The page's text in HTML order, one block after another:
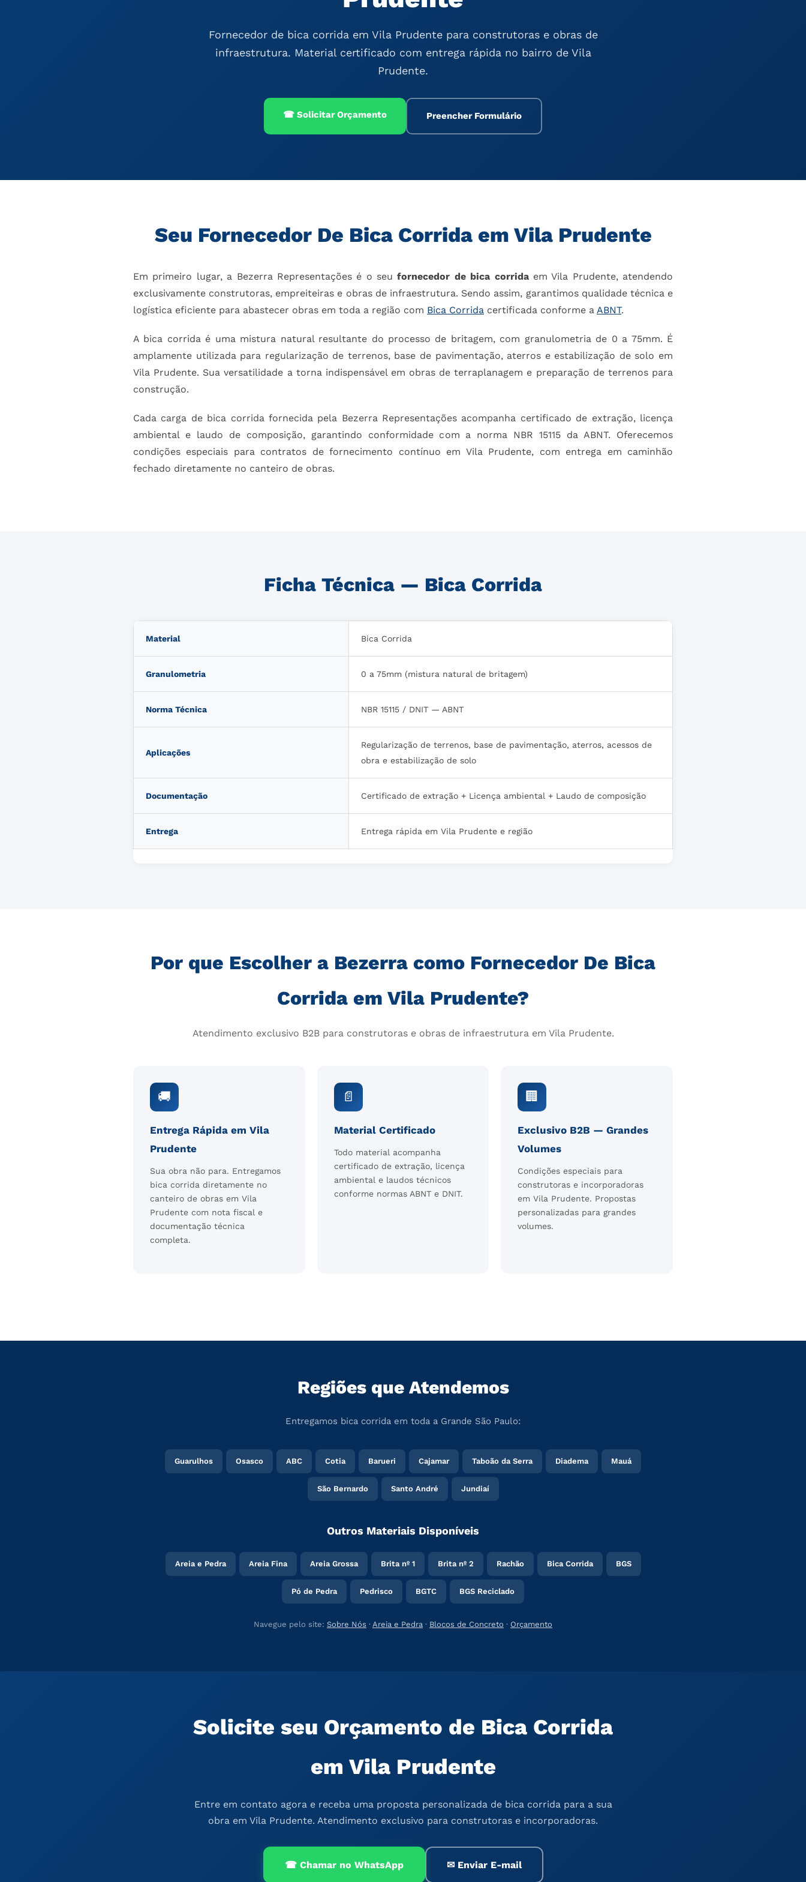
Fornecedor de bica corrida em Vila Prudente para construtoras e obras de
infraestrutura. Material certificado com entrega rápida no bairro de Vila
Prudente.
☎ Solicitar Orçamento Preencher Formulário
Seu Fornecedor De Bica Corrida em Vila Prudente
Em primeiro lugar, a Bezerra Representações é o seufornecedor de bica corridaem Vila Prudente, atendendo
exclusivamente construtoras, empreiteiras e obras de infraestrutura. Sendo assim, garantimos qualidade técnica e
logística eficiente para abastecer obras em toda a região com Bica Corrida certificada conforme a ABNT.
A bica corrida é uma mistura natural resultante do processo de britagem, com granulometria de 0 a 75mm. É
amplamente utilizada para regularização de terrenos, base de pavimentação, aterros e estabilização de solo em
Vila Prudente. Sua versatilidade a torna indispensável em obras de terraplanagem e preparação de terrenos para
construção.
Cada carga de bica corrida fornecida pela Bezerra Representações acompanha certificado de extração, licença
ambiental e laudo de composição, garantindo conformidade com a norma NBR 15115 da ABNT. Oferecemos
condições especiais para contratos de fornecimento contínuo em Vila Prudente, com entrega em caminhão
fechado diretamente no canteiro de obras.
Ficha Técnica — Bica Corrida
Material Bica Corrida
Granulometria 0 a 75mm (mistura natural de britagem)
Norma Técnica NBR 15115 / DNIT — ABNT
Aplicações
Regularização de terrenos, base de pavimentação, aterros, acessos de
obra e estabilização de solo
Documentação Certificado de extração + Licença ambiental + Laudo de composição
Entrega Entrega rápida em Vila Prudente e região
Por que Escolher a Bezerra como Fornecedor De Bica
Corrida em Vila Prudente?
Atendimento exclusivo B2B para construtoras e obras de infraestrutura em Vila Prudente.
🚚
Entrega Rápida em Vila
Prudente
Sua obra não para. Entregamos
bica corrida diretamente no
canteiro de obras em Vila
Prudente com nota fiscal e
documentação técnica
completa.
📄
Material Certificado
Todo material acompanha
certificado de extração, licença
ambiental e laudos técnicos
conforme normas ABNT e DNIT.
🏢
Exclusivo B2B — Grandes
Volumes
Condições especiais para
construtoras e incorporadoras
em Vila Prudente. Propostas
personalizadas para grandes
volumes.
Regiões que Atendemos
Entregamos bica corrida em toda a Grande São Paulo:
Guarulhos Osasco ABC Cotia Barueri Cajamar Taboão da Serra Diadema Mauá
São Bernardo Santo André Jundiaí
Outros Materiais Disponíveis
Areia e Pedra Areia Fina Areia Grossa Brita nº 1 Brita nº 2 Rachão Bica Corrida BGS
Pó de Pedra Pedrisco BGTC BGS Reciclado
Navegue pelo site: Sobre Nós · Areia e Pedra · Blocos de Concreto · Orçamento
Solicite seu Orçamento de Bica Corrida
em Vila Prudente
Entre em contato agora e receba uma proposta personalizada de bica corrida para a sua
obra em Vila Prudente. Atendimento exclusivo para construtoras e incorporadoras.
☎ Chamar no WhatsApp ✉ Enviar E-mail